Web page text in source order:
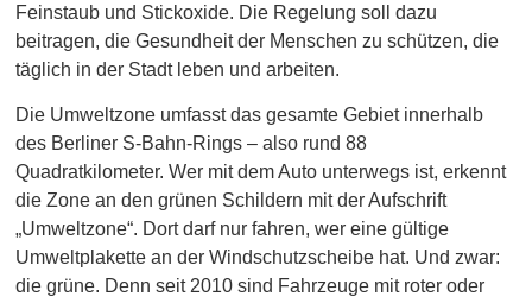
Feinstaub und Stickoxide. Die Regelung soll dazu
beitragen, die Gesundheit der Menschen zu schützen, die
täglich in der Stadt leben und arbeiten.
Die Umweltzone umfasst das gesamte Gebiet innerhalb
des Berliner S-Bahn-Rings – also rund 88
Quadratkilometer. Wer mit dem Auto unterwegs ist, erkennt
die Zone an den grünen Schildern mit der Aufschrift
„Umweltzone“. Dort darf nur fahren, wer eine gültige
Umweltplakette an der Windschutzscheibe hat. Und zwar:
die grüne. Denn seit 2010 sind Fahrzeuge mit roter oder